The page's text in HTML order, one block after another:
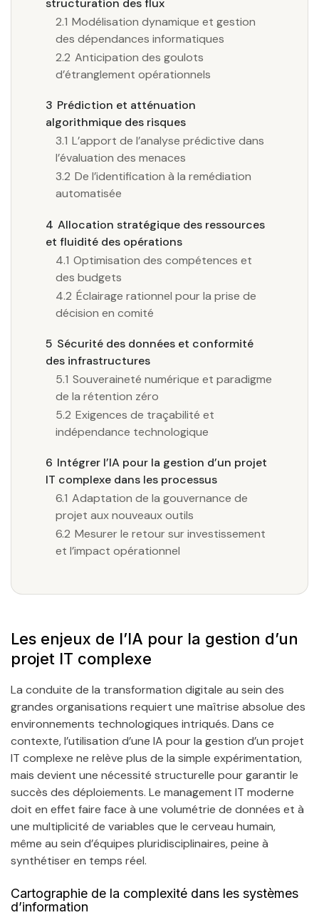
structuration des flux
2.1 Modélisation dynamique et gestion
des dépendances informatiques
2.2 Anticipation des goulots
d’étranglement opérationnels
3 Prédiction et atténuation
algorithmique des risques
3.1 L’apport de l’analyse prédictive dans
l’évaluation des menaces
3.2 De l’identification à la remédiation
automatisée
4 Allocation stratégique des ressources
et fluidité des opérations
4.1 Optimisation des compétences et
des budgets
4.2 Éclairage rationnel pour la prise de
décision en comité
5 Sécurité des données et conformité
des infrastructures
5.1 Souveraineté numérique et paradigme
de la rétention zéro
5.2 Exigences de traçabilité et
indépendance technologique
6 Intégrer l’IA pour la gestion d’un projet
IT complexe dans les processus
6.1 Adaptation de la gouvernance de
projet aux nouveaux outils
6.2 Mesurer le retour sur investissement
et l’impact opérationnel
Les enjeux de l’IA pour la gestion d’un
projet IT complexe
La conduite de la transformation digitale au sein des
grandes organisations requiert une maîtrise absolue des
environnements technologiques intriqués. Dans ce
contexte, l’utilisation d’une IA pour la gestion d’un projet
IT complexe ne relève plus de la simple expérimentation,
mais devient une nécessité structurelle pour garantir le
succès des déploiements. Le management IT moderne
doit en effet faire face à une volumétrie de données et à
une multiplicité de variables que le cerveau humain,
même au sein d’équipes pluridisciplinaires, peine à
synthétiser en temps réel.
Cartographie de la complexité dans les systèmes
d’information